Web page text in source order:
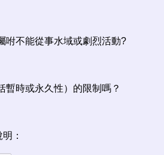
咐不能從事水域或劇烈活動?
暫時或永久性）的限制嗎？
：